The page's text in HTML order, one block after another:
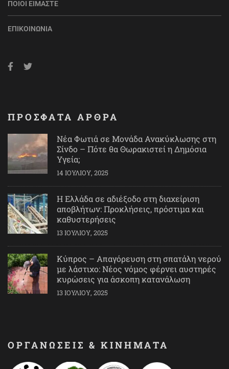
ΠΟΙΟΙ ΕΊΜΑΣΤΕ
ΕΠΙΚΟΙΝΩΝΊΑ
ΠΡΟΣΦΑΤΑ ΑΡΘΡΑ
Νέα Φωτιά σε Μονάδα Ανακύκλωσης στη
Σίνδο – Πότε θα Θωρακιστεί η Δημόσια
Υγεία;
14 ΙΟΥΛΊΟΥ, 2025
Η Ελλάδα σε αδιέξοδο στη διαχείριση
αποβλήτων: Προκλήσεις, πρόστιμα και
καθυστερήσεις
13 ΙΟΥΛΊΟΥ, 2025
Κύπρος – Απαγόρευση στη σπατάλη νερού
με λάστιχο: Νέος νόμος φέρνει αυστηρές
κυρώσεις για άσκοπη κατανάλωση
13 ΙΟΥΛΊΟΥ, 2025
ΟΡΓΑΝΩΣΕΙΣ & ΚΙΝΗΜΑΤΑ